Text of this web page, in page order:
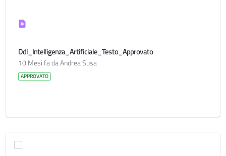
Ddl_Intelligenza_Artificiale_Testo_Approvato
10 Mesi fa da Andrea Susa
APPROVATO